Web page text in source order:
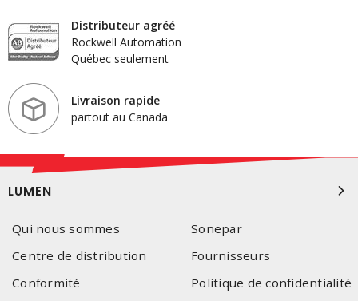
Distributeur agréé
Rockwell Automation
Québec seulement
Livraison rapide
partout au Canada
LUMEN
Qui nous sommes
Sonepar
Centre de distribution
Fournisseurs
Conformité
Politique de confidentialité